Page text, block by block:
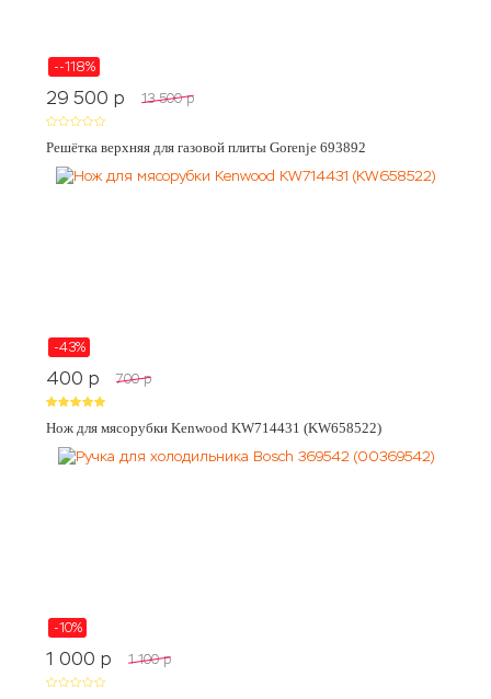
--118%
29 500 p 13 500 p
Решётка верхняя для газовой плиты Gorenje 693892
-43%
400 p 700 p
Нож для мясорубки Kenwood KW714431 (KW658522)
-10%
1 000 p 1 100 p